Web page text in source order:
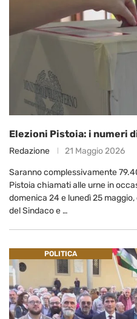
Elezioni Pistoia: i numeri
Redazione 21 Maggio 2026
Saranno complessivamente
Pistoia chiamati alle urne in
domenica 24 e lunedì 25
del Sindaco e …
POLITICA